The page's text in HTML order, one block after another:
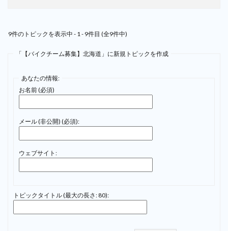
9件のトピックを表示中 - 1 - 9件目 (全9件中)
「【バイクチーム募集】北海道」に新規トピックを作成
あなたの情報:
お名前 (必須)
メール (非公開) (必須):
ウェブサイト:
トピックタイトル (最大の長さ: 80):